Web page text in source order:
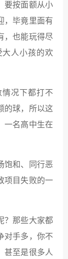
要按面额从小
，毕竟里面有
，也能玩得尽
人小孩的欢
况下都打不
的球，所以这
一名高中生在
饱和、同行恶
项目失败的一
？那些大家都
对手多，你不
甚至是很多人